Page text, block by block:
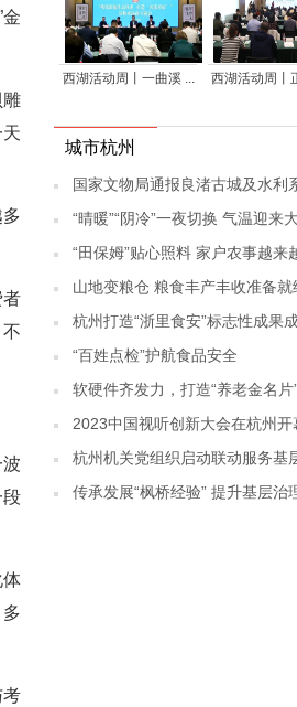
雕
者
段
体
西湖活动周丨一曲溪 ... 西湖活动周丨
城市杭州
国家文物局通报良渚古城及水利
“晴暖”“阴冷”一夜切换 气温迎来大
“田保姆”贴心照料 家户农事越来
山地变粮仓 粮食丰产丰收准备就
杭州打造“浙里食安”标志性成果成
“百姓点检”护航食品安全
软硬件齐发力，打造“养老金名片
2023中国视听创新大会在杭州开
杭州机关党组织启动联动服务基
传承发展“枫桥经验” 提升基层治